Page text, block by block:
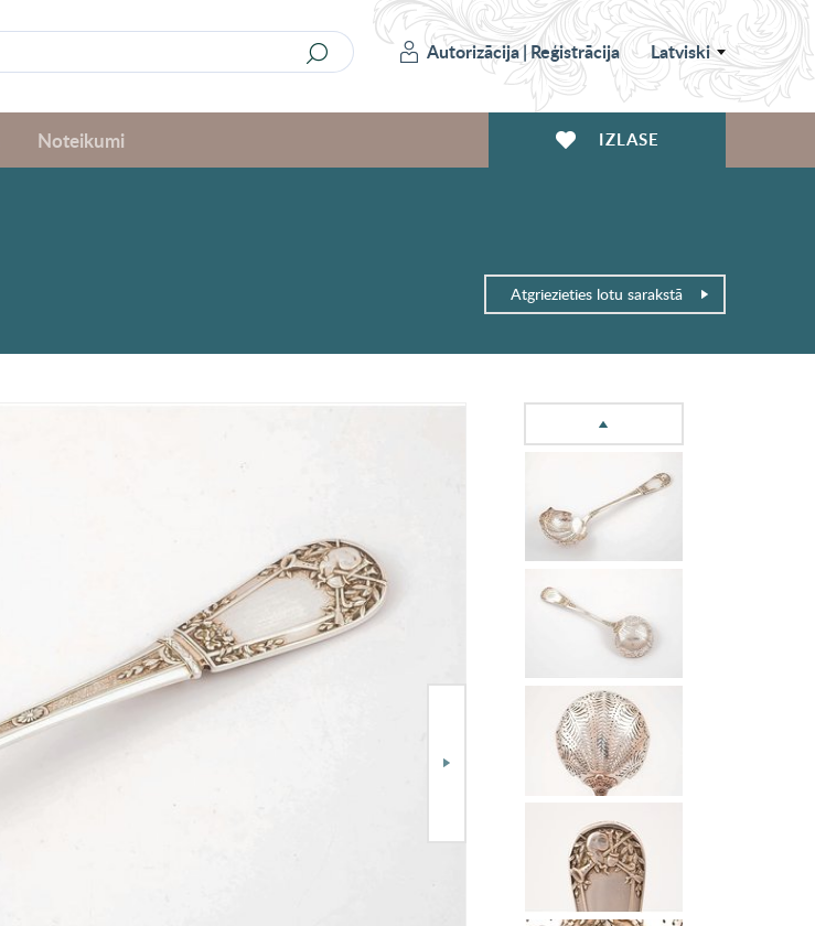
Autorizācija|Reģistrācija Latviski
Noteikumi IZLASE
Atgriezieties lotu sarakstā